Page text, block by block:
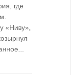
где
«Ниву»,